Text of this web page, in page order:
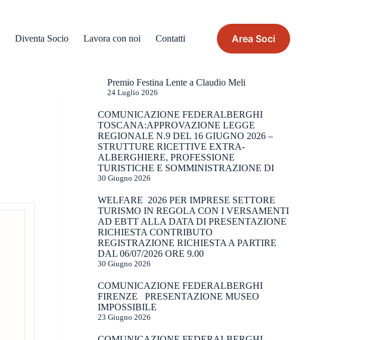
Diventa Socio Lavora con noi Contatti Area Soci
Premio Festina Lente a Claudio Meli
24 Luglio 2026
COMUNICAZIONE FEDERALBERGHI
TOSCANA:APPROVAZIONE LEGGE
REGIONALE N.9 DEL 16 GIUGNO 2026 –
STRUTTURE RICETTIVE EXTRA-
ALBERGHIERE, PROFESSIONE
TURISTICHE E SOMMINISTRAZIONE DI
30 Giugno 2026
WELFARE 2026 PER IMPRESE SETTORE
TURISMO IN REGOLA CON I VERSAMENTI
AD EBTT ALLA DATA DI PRESENTAZIONE
RICHIESTA CONTRIBUTO
REGISTRAZIONE RICHIESTA A PARTIRE
DAL 06/07/2026 ORE 9.00
30 Giugno 2026
COMUNICAZIONE FEDERALBERGHI
FIRENZE PRESENTAZIONE MUSEO
IMPOSSIBILE
23 Giugno 2026